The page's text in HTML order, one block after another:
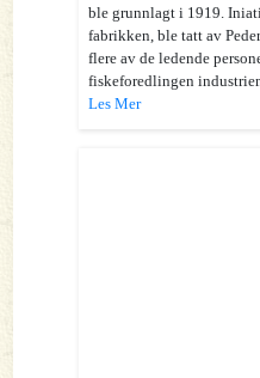
ble grunnlagt i 1919.
fabrikken, ble tatt av
flere av de ledende
fiskeforedlingen industrien
Les Mer